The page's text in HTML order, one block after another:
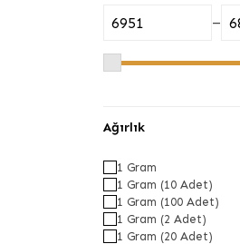
–
Ağırlık
1 Gram
1 Gram (10 Adet)
1 Gram (100 Adet)
1 Gram (2 Adet)
1 Gram (20 Adet)